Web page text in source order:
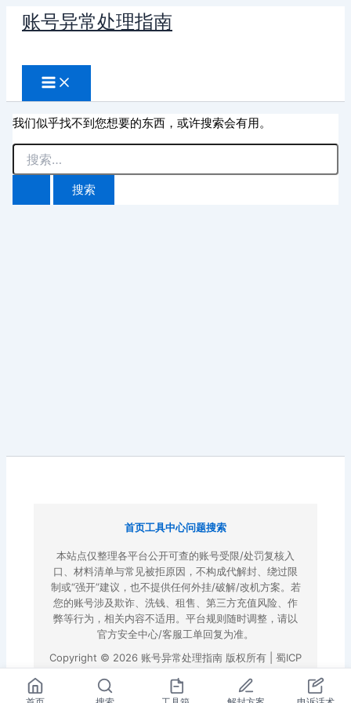
账号异常处理指南
索
我们似乎找不到您想要的东西，或许搜索会有用。
搜
索：
首页工具中心问题搜索
本站点仅整理各平台公开可查的账号受限/处罚复核入
口、材料清单与常见被拒原因，不构成代解封、绕过限
制或“强开”建议，也不提供任何外挂/破解/改机方案。若
您的账号涉及欺诈、洗钱、租售、第三方充值风险、作
弊等行为，相关内容不适用。平台规则随时调整，请以
官方安全中心/客服工单回复为准。
Copyright © 2026 账号异常处理指南 版权所有 | 蜀ICP